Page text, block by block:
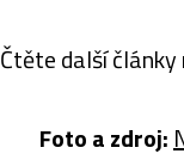
Čtěte další
Foto a zdroj: